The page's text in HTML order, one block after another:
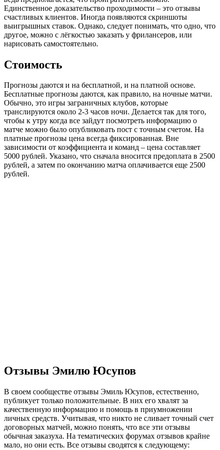
Единственное доказательство проходимости – это отзывы
счастливых клиентов. Иногда появляются скриншоты
выигрышных ставок. Однако, следует понимать, что одно, что
другое, можно с лёгкостью заказать у фрилансеров, или
нарисовать самостоятельно.
Стоимость
Прогнозы даются и на бесплатной, и на платной основе.
Бесплатные прогнозы даются, как правило, на ночные матчи.
Обычно, это игры заграничных клубов, которые
транслируются около 2-3 часов ночи. Делается так для того,
чтобы к утру когда все зайдут посмотреть информацию о
матче можно было опубликовать пост с точным счетом. На
платные прогнозы цена всегда фиксированная. Вне
зависимости от коэффициента и команд – цена составляет
5000 рублей. Указано, что сначала вносится предоплата в 2500
рублей, а затем по окончанию матча оплачивается еще 2500
рублей.
Отзывы Эмилю Юсупов
В своем сообществе отзывы Эмиль Юсупов, естественно,
публикует только положительные. В них его хвалят за
качественную информацию и помощь в приумножении
личных средств. Учитывая, что никто не сливает точный счет
договорных матчей, можно понять, что все эти отзывы
обычная заказуха. На тематических форумах отзывов крайне
мало, но они есть. Все отзывы сводятся к следующему: